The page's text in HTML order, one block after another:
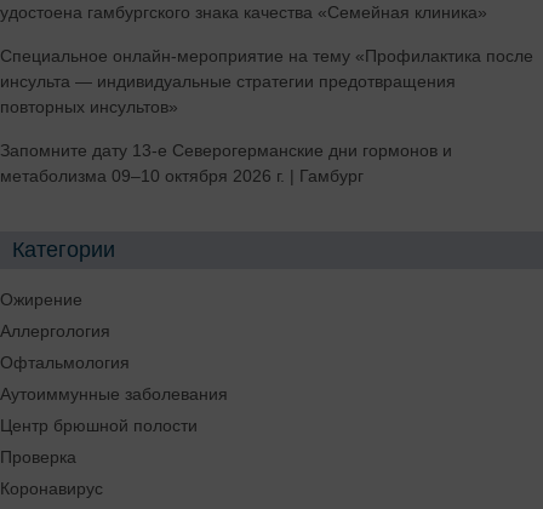
удостоена гамбургского знака качества «Семейная клиника»
Специальное онлайн-мероприятие на тему «Профилактика после
инсульта — индивидуальные стратегии предотвращения
повторных инсультов»
Запомните дату 13-е Северогерманские дни гормонов и
метаболизма 09–10 октября 2026 г. | Гамбург
Категории
Ожирение
Аллергология
Офтальмология
Аутоиммунные заболевания
Центр брюшной полости
Проверка
Коронавирус